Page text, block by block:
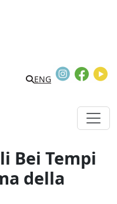
Search
ENG
Instagram
Bei Tempi
della